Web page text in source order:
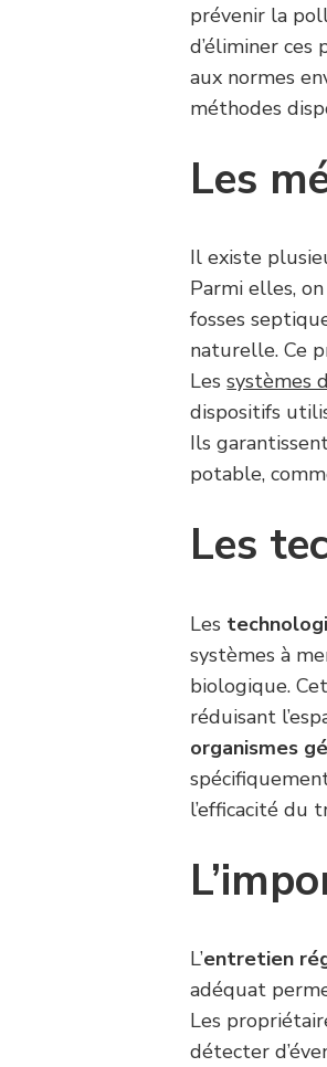
prévenir la
d’éliminer
aux normes
méthodes
Les
Il existe
Parmi elles,
fosses
naturelle. Ce
Lessystèmes
dispositifs
Ils
potable,
Les
Les
systèmes à
biologique.
réduisant
organismes
l’efficacité du
L’entretien
adéquat
Les
détecter